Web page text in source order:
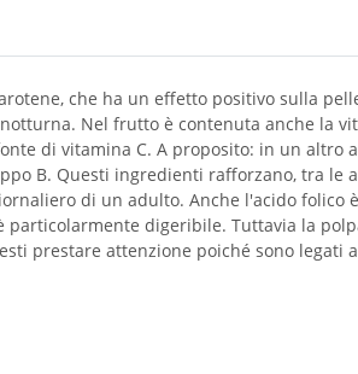
che ha un effetto positivo sulla
Nel frutto è contenuta anche la
di vitamina C. A proposito: in un
B. Questi ingredienti rafforzano, tra
di un adulto. Anche l'acido
digeribile. Tuttavia la
prestare attenzione poiché sono